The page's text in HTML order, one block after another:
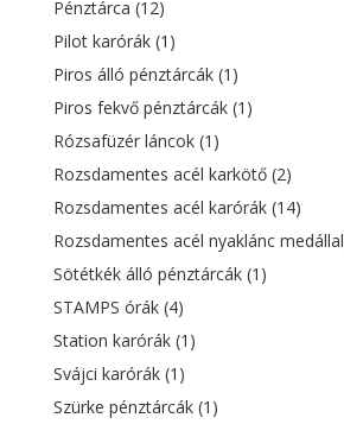
Pénztárca (12)
Pilot karórák (1)
Piros álló pénztárcák (1)
Piros fekvő pénztárcák (1)
Rózsafüzér láncok (1)
Rozsdamentes acél karkötő (2)
Rozsdamentes acél karórák (14)
Rozsdamentes acél nyaklánc medállal
Sötétkék álló pénztárcák (1)
STAMPS órák (4)
Station karórák (1)
Svájci karórák (1)
Szürke pénztárcák (1)